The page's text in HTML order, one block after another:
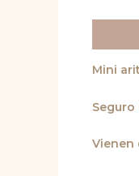
Mini
Seguro
Vienen